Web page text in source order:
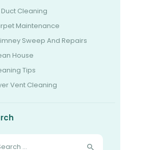
Cleaning
Maintenance
Sweep And Repairs
House
Tips
Vent Cleaning